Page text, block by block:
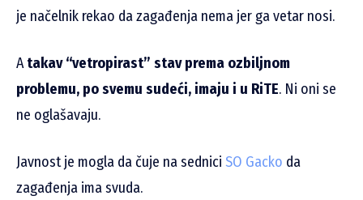
je načelnik rekao da zagađenja nema jer ga vetar nosi.
Atakav “vetropirast” stav prema ozbiljnom
problemu, po svemu sudeći, imaju i u RiTE. Ni oni se
ne oglašavaju.
Javnost je mogla da čuje na sednici SO Gacko da
zagađenja ima svuda.